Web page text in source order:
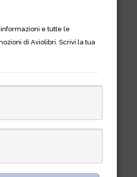
€5,70
e tutte le
di Aviolibri. Scrivi la tua